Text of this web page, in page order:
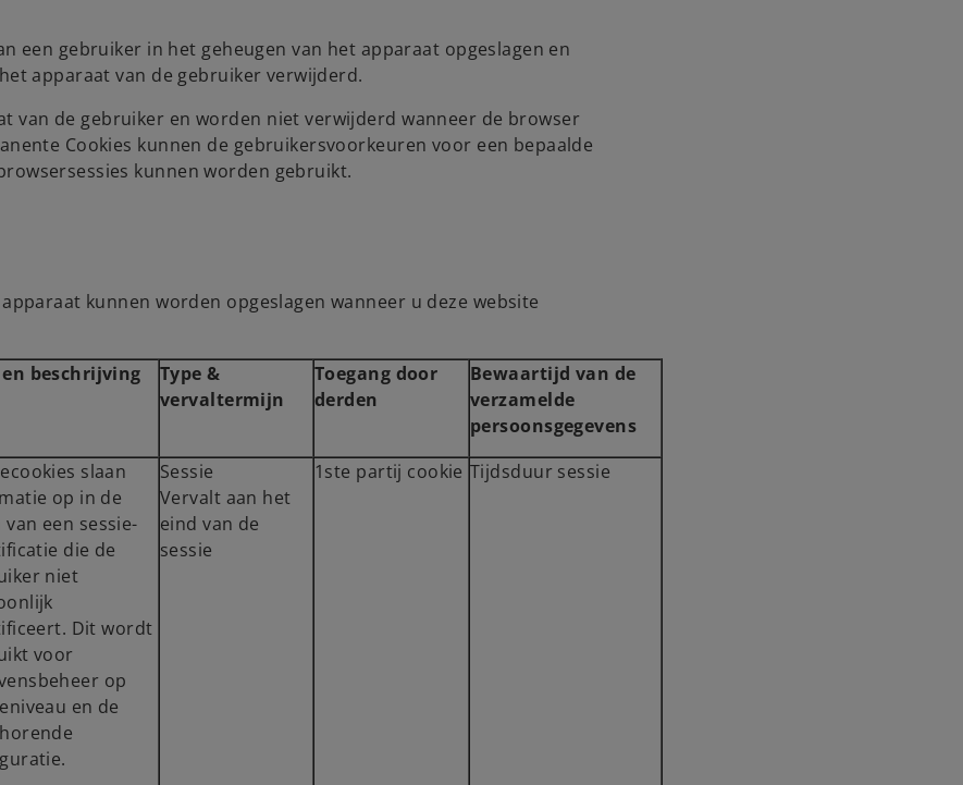
een gebruiker in het geheugen van het apparaat opgeslagen en
apparaat van de gebruiker verwijderd.
van de gebruiker en worden niet verwijderd wanneer de browser
Cookies kunnen de gebruikersvoorkeuren voor een bepaalde
kunnen worden gebruikt.
kunnen worden opgeslagen wanneer u deze website
en beschrijving
Type &
vervaltermijn
Toegang door
derden
Bewaartijd van de
verzamelde
persoonsgegevens
slaan
op in de
een sessie-
die de
niet
Dit wordt
voor
op
en de
Sessie
Vervalt aan het
eind van de
sessie
1ste partij cookie Tijdsduur sessie